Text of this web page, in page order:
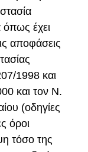
έχει
αποφάσεις
1998 και
και τον Ν.
(οδηγίες
όροι
τόσο της